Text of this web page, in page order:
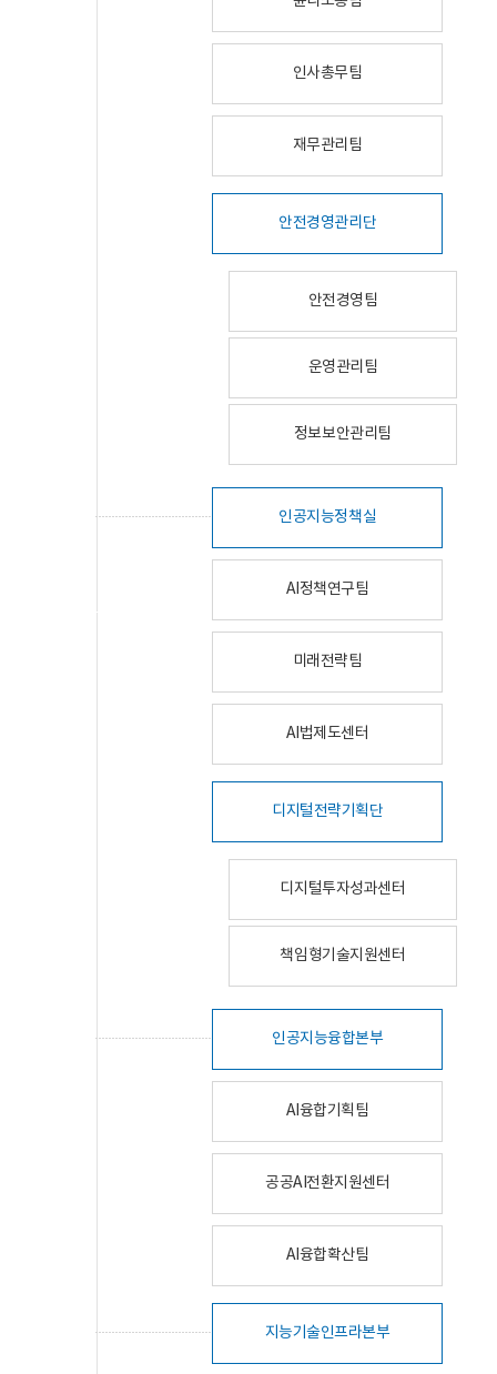
인사총무팀
재무관리팀
안전경영관리단
안전경영팀
운영관리팀
정보보안관리팀
인공지능정책실
AI정책연구팀
미래전략팀
AI법제도센터
디지털전략기획단
디지털투자성과센터
책임형기술지원센터
인공지능융합본부
AI융합기획팀
공공AI전환지원센터
AI융합확산팀
지능기술인프라본부